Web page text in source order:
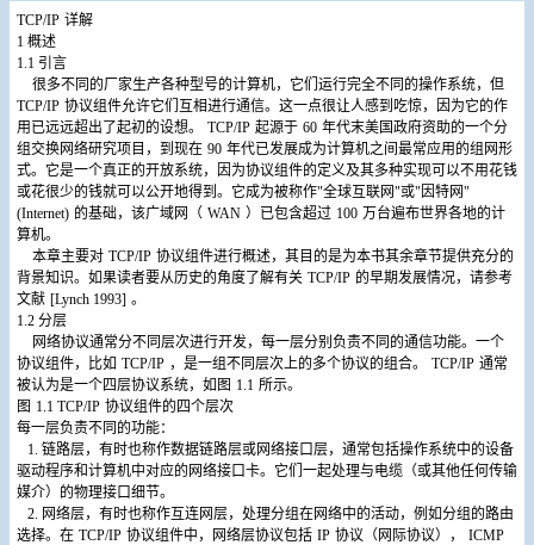
TCP/IP 详解
1 概述
1.1 引言
很多不同的厂家生产各种型号的计算机，它们运行完全不同的操作系统，但
TCP/IP 协议组件允许它们互相进行通信。这一点很让人感到吃惊，因为它的作
用已远远超出了起初的设想。
TCP/IP 起源于 60 年代末美国政府资助的一个分
组交换网络研究项目，到现在 90 年代已发展成为计算机之间最常应用的组网形
式。它是一个真正的开放系统，因为协议组件的定义及其多种实现可以不用花钱
或花很少的钱就可以公开地得到。它成为被称作"全球互联网"或"因特网"
(Internet) 的基础，该广域网（ WAN ）已包含超过 100 万台遍布世界各地的计
算机。
本章主要对 TCP/IP 协议组件进行概述，其目的是为本书其余章节提供充分的
背景知识。如果读者要从历史的角度了解有关 TCP/IP 的早期发展情况，请参考
文献 [Lynch 1993] 。
1.2 分层
网络协议通常分不同层次进行开发，每一层分别负责不同的通信功能。一个
协议组件，比如 TCP/IP ，是一组不同层次上的多个协议的组合。 TCP/IP 通常
被认为是一个四层协议系统，如图 1.1 所示。
图 1.1 TCP/IP 协议组件的四个层次
每一层负责不同的功能：
1. 链路层，有时也称作数据链路层或网络接口层，通常包括操作系统中的设备
驱动程序和计算机中对应的网络接口卡。它们一起处理与电缆（或其他任何传输
媒介）的物理接口细节。
2. 网络层，有时也称作互连网层，处理分组在网络中的活动，例如分组的路由
选择。在 TCP/IP 协议组件中，网络层协议包括 IP 协议（网际协议），
ICMP